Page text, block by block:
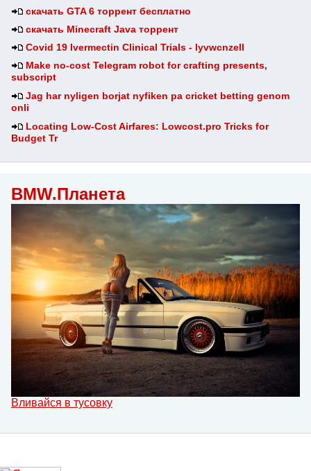
скачать GTA 6 торрент бесплатно
скачать Minecraft Java торрент
Covid 19 Ivermectin Clinical Trials - lyvwcnzell
Make no-cost Telegram robot for crafting presents,
subscript
Jag har nyligen borjat nyfiken pa cricket betting genom
onli
Locating Low-Cost Airfares: Lowcost.pro Tricks for
Budget Tr
BMW.Планета
Вливайся в тусовку